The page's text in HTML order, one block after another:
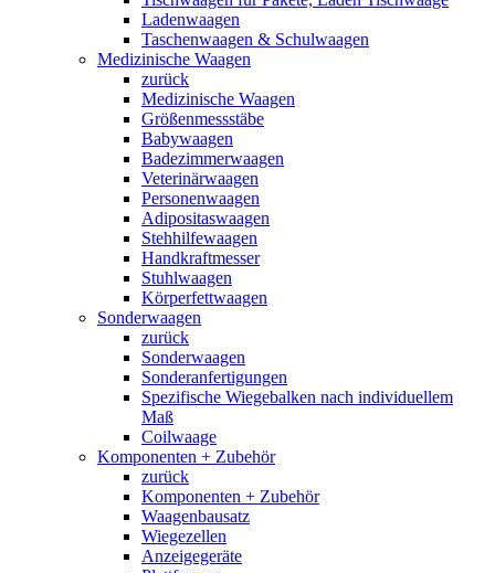
Ladenwaagen
Taschenwaagen & Schulwaagen
Medizinische Waagen
zurück
Medizinische Waagen
Größenmessstäbe
Babywaagen
Badezimmerwaagen
Veterinärwaagen
Personenwaagen
Adipositaswaagen
Stehhilfewaagen
Handkraftmesser
Stuhlwaagen
Körperfettwaagen
Sonderwaagen
zurück
Sonderwaagen
Sonderanfertigungen
Spezifische Wiegebalken nach individuellem
Maß
Coilwaage
Komponenten + Zubehör
zurück
Komponenten + Zubehör
Waagenbausatz
Wiegezellen
Anzeigegeräte